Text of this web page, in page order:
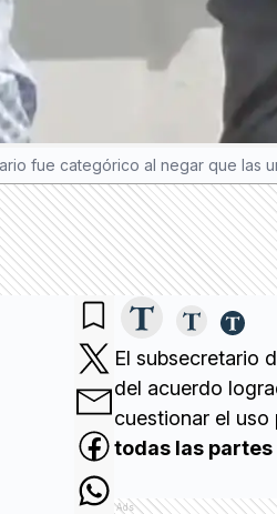
fue categórico al negar que las
El subsecretario
del acuerdo
cuestionar el uso
todas las partes
Ads